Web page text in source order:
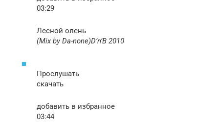
03:29
Лесной олень
(Mix by Da-none)D’n’B 2010
Прослушать
скачать
добавить в избранное
03:44